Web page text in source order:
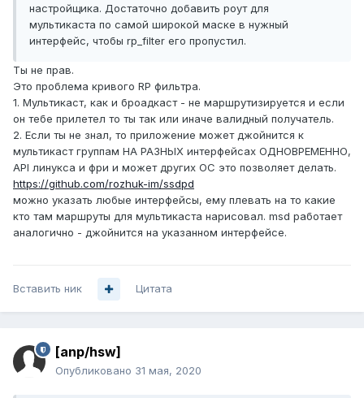
настройщика. Достаточно добавить роут для
мультикаста по самой широкой маске в нужный
интерфейс, чтобы rp_filter его пропустил.
Ты не прав.
Это проблема кривого RP фильтра.
1. Мультикаст, как и броадкаст - не маршрутизируется и если
он тебе прилетел то ты так или иначе валидный получатель.
2. Если ты не знал, то приложение может джойнится к
мультикаст группам НА РАЗНЫХ интерфейсах ОДНОВРЕМЕННО,
API линукса и фри и может других ОС это позволяет делать.
https://github.com/rozhuk-im/ssdpd
можно указать любые интерфейсы, ему плевать на то какие
кто там маршруты для мультикаста нарисовал. msd работает
аналогично - джойнится на указанном интерфейсе.
Вставить ник Цитата
[anp/hsw]
Опубликовано 31 мая, 2020